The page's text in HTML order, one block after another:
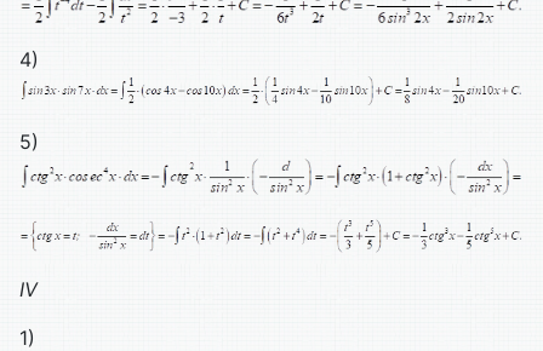
4)
5)
IV
1)